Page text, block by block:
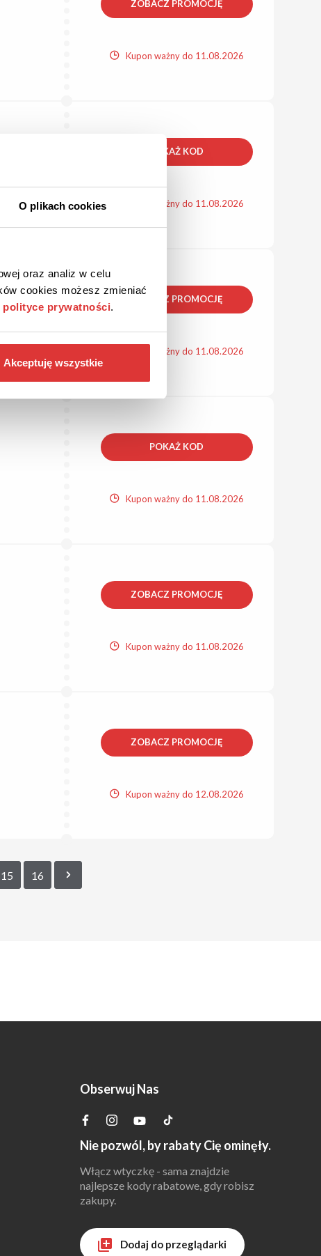
O plikach cookies
oraz analiz w celu
cookies możesz zmieniać
polityce prywatności.
Akceptuję wszystkie
ZOBACZ PROMOCJĘ
Kupon ważny do 11.08.2026
POKAŻ KOD
Kupon ważny do 11.08.2026
ZOBACZ PROMOCJĘ
Kupon ważny do 11.08.2026
POKAŻ KOD
Kupon ważny do 11.08.2026
ZOBACZ PROMOCJĘ
Kupon ważny do 11.08.2026
ZOBACZ PROMOCJĘ
Kupon ważny do 12.08.2026
15 16
Obserwuj Nas
Nie pozwól, by rabaty Cię ominęły.
Włącz wtyczkę - sama znajdzie
najlepsze kody rabatowe, gdy robisz
zakupy.
Dodaj do przeglądarki